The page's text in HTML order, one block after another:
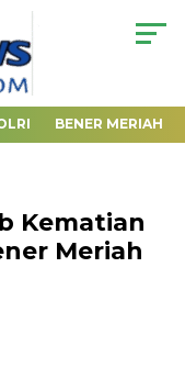
BENER MERIAH
Kematian
Meriah